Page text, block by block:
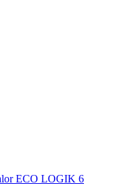
ECO LOGIK 6